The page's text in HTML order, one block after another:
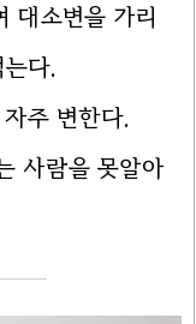
대소변을 가리
다.
주 변한다.
사람을 못알아